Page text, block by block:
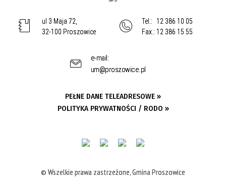
ul 3 Maja 72,
32-100 Proszowice
Tel.:
12 386 10 05
Fax.: 12 386 15 55
e-mail:
um@proszowice.pl
PEŁNE DANE TELEADRESOWE »
POLITYKA PRYWATNOŚCI / RODO »
© Wszelkie prawa zastrzeżone, Gmina Proszowice